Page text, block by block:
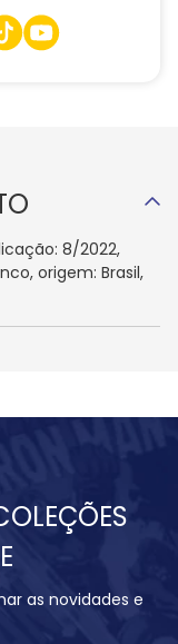
8/2022,
origem: Brasil,
as novidades e